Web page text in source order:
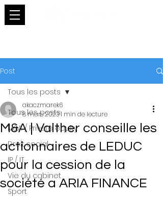
Post
Tous les posts
M&A / Private equity
Droit social
IP / IT
Vie du cabinet
Sport
Tous les posts
M&A | Valther conseille les
actionnaires de LEDUC
pour la cession de la
société a ARIA FINANCE
akaczmarek6
8 mars 20231 min de lecture